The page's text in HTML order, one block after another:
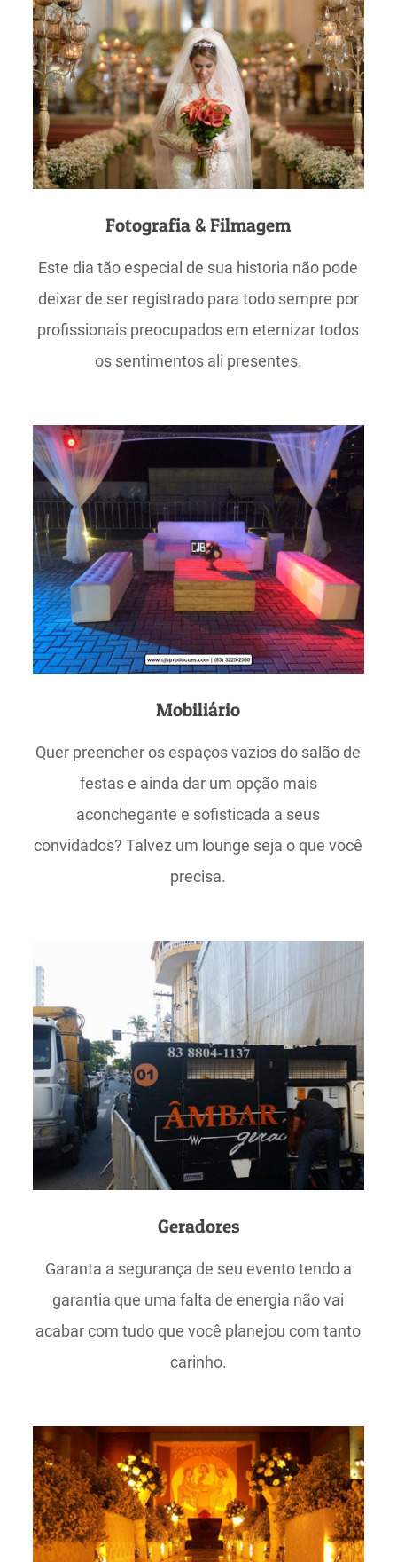
Fotografia & Filmagem
Este dia tão especial de sua historia não pode
deixar de ser registrado para todo sempre por
profissionais preocupados em eternizar todos
os sentimentos ali presentes.
Mobiliário
Quer preencher os espaços vazios do salão de
festas e ainda dar um opção mais
aconchegante e sofisticada a seus
convidados? Talvez um lounge seja o que você
precisa.
Geradores
Garanta a segurança de seu evento tendo a
garantia que uma falta de energia não vai
acabar com tudo que você planejou com tanto
carinho.